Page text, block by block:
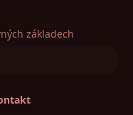
základech